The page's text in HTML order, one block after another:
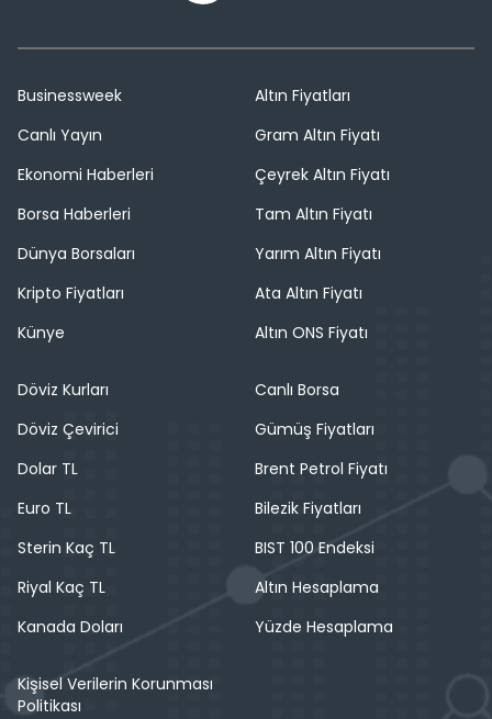
Businessweek
Canlı Yayın
Ekonomi Haberleri
Borsa Haberleri
Dünya Borsaları
Kripto Fiyatları
Künye
Altın Fiyatları
Gram Altın Fiyatı
Çeyrek Altın Fiyatı
Tam Altın Fiyatı
Yarım Altın Fiyatı
Ata Altın Fiyatı
Altın ONS Fiyatı
Döviz Kurları
Döviz Çevirici
Dolar TL
Euro TL
Sterin Kaç TL
Riyal Kaç TL
Kanada Doları
Canlı Borsa
Gümüş Fiyatları
Brent Petrol Fiyatı
Bilezik Fiyatları
BIST 100 Endeksi
Altın Hesaplama
Yüzde Hesaplama
Kişisel Verilerin Korunması
Politikası